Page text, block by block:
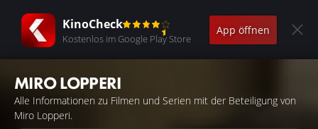
KinoCheck
Kostenlos im Google Play Store
App öffnen
MIRO LOPPERI
Alle Informationen zu Filmen und Serien mit der Beteiligung von
Miro Lopperi.